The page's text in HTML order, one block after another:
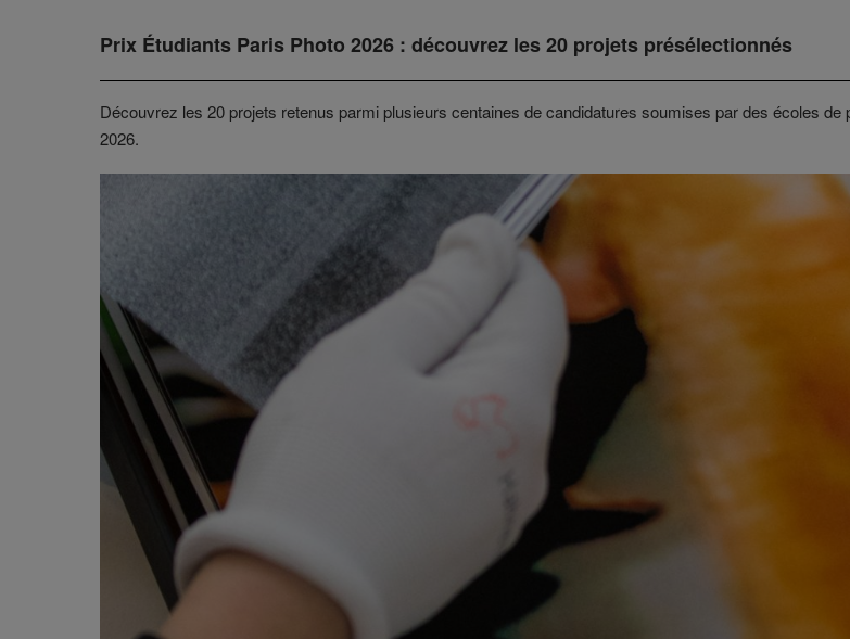
Prix Étudiants Paris Photo 2026 : découvrez les 20 projets présélectionnés
Découvrez les 20 projets retenus parmi plusieurs centaines de candidatures soumises par des écoles
2026.